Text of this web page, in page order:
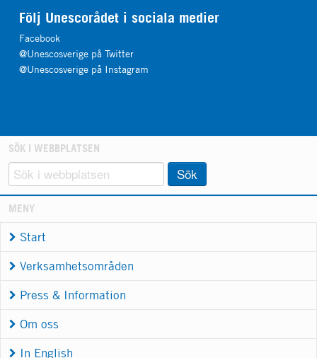
Följ Unescorådet i sociala medier
Facebook
@Unescosverige på Twitter
@Unescosverige på Instagram
SÖK I WEBBPLATSEN
Sök
MENY
Start
Verksamhetsområden
Press & Information
Om oss
In English